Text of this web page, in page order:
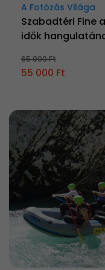
A Fotózás Világa
Szabadtéri Fine
idők
65 000 Ft
55 000 Ft